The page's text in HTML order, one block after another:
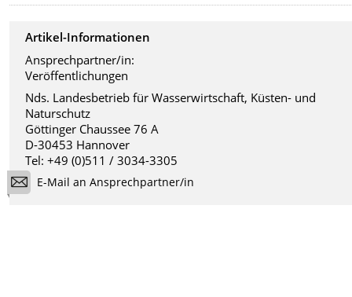
Artikel-Informationen
Ansprechpartner/in:
Veröffentlichungen
Nds. Landesbetrieb für Wasserwirtschaft, Küsten- und
Naturschutz
Göttinger Chaussee 76 A
D-30453 Hannover
Tel: +49 (0)511 / 3034-3305
E-Mail an Ansprechpartner/in